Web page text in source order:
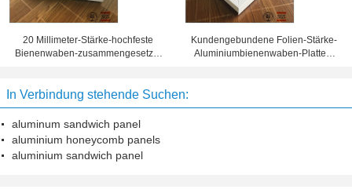
20 Millimeter-Stärke-hochfeste
Bienenwaben-zusammengesetzte
Kundengebundene Folien-Stärke-
Aluminiumbienenwaben-Platten,
In Verbindung stehende Suchen:
aluminum sandwich panel
aluminium honeycomb panels
aluminium sandwich panel